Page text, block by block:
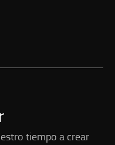
tiempo a crear